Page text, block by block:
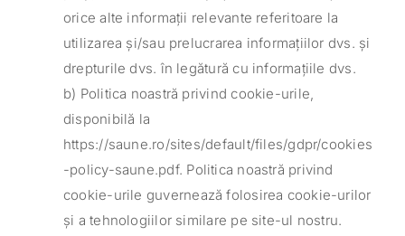
orice alte informații relevante referitoare la
utilizarea și/sau prelucrarea informațiilor dvs. și
drepturile dvs. în legătură cu informațiile dvs.
b) Politica noastră privind cookie-urile,
disponibilă la
https://saune.ro/sites/default/files/gdpr/cookies
-policy-saune.pdf. Politica noastră privind
cookie-urile guvernează folosirea cookie-urilor
și a tehnologiilor similare pe site-ul nostru.